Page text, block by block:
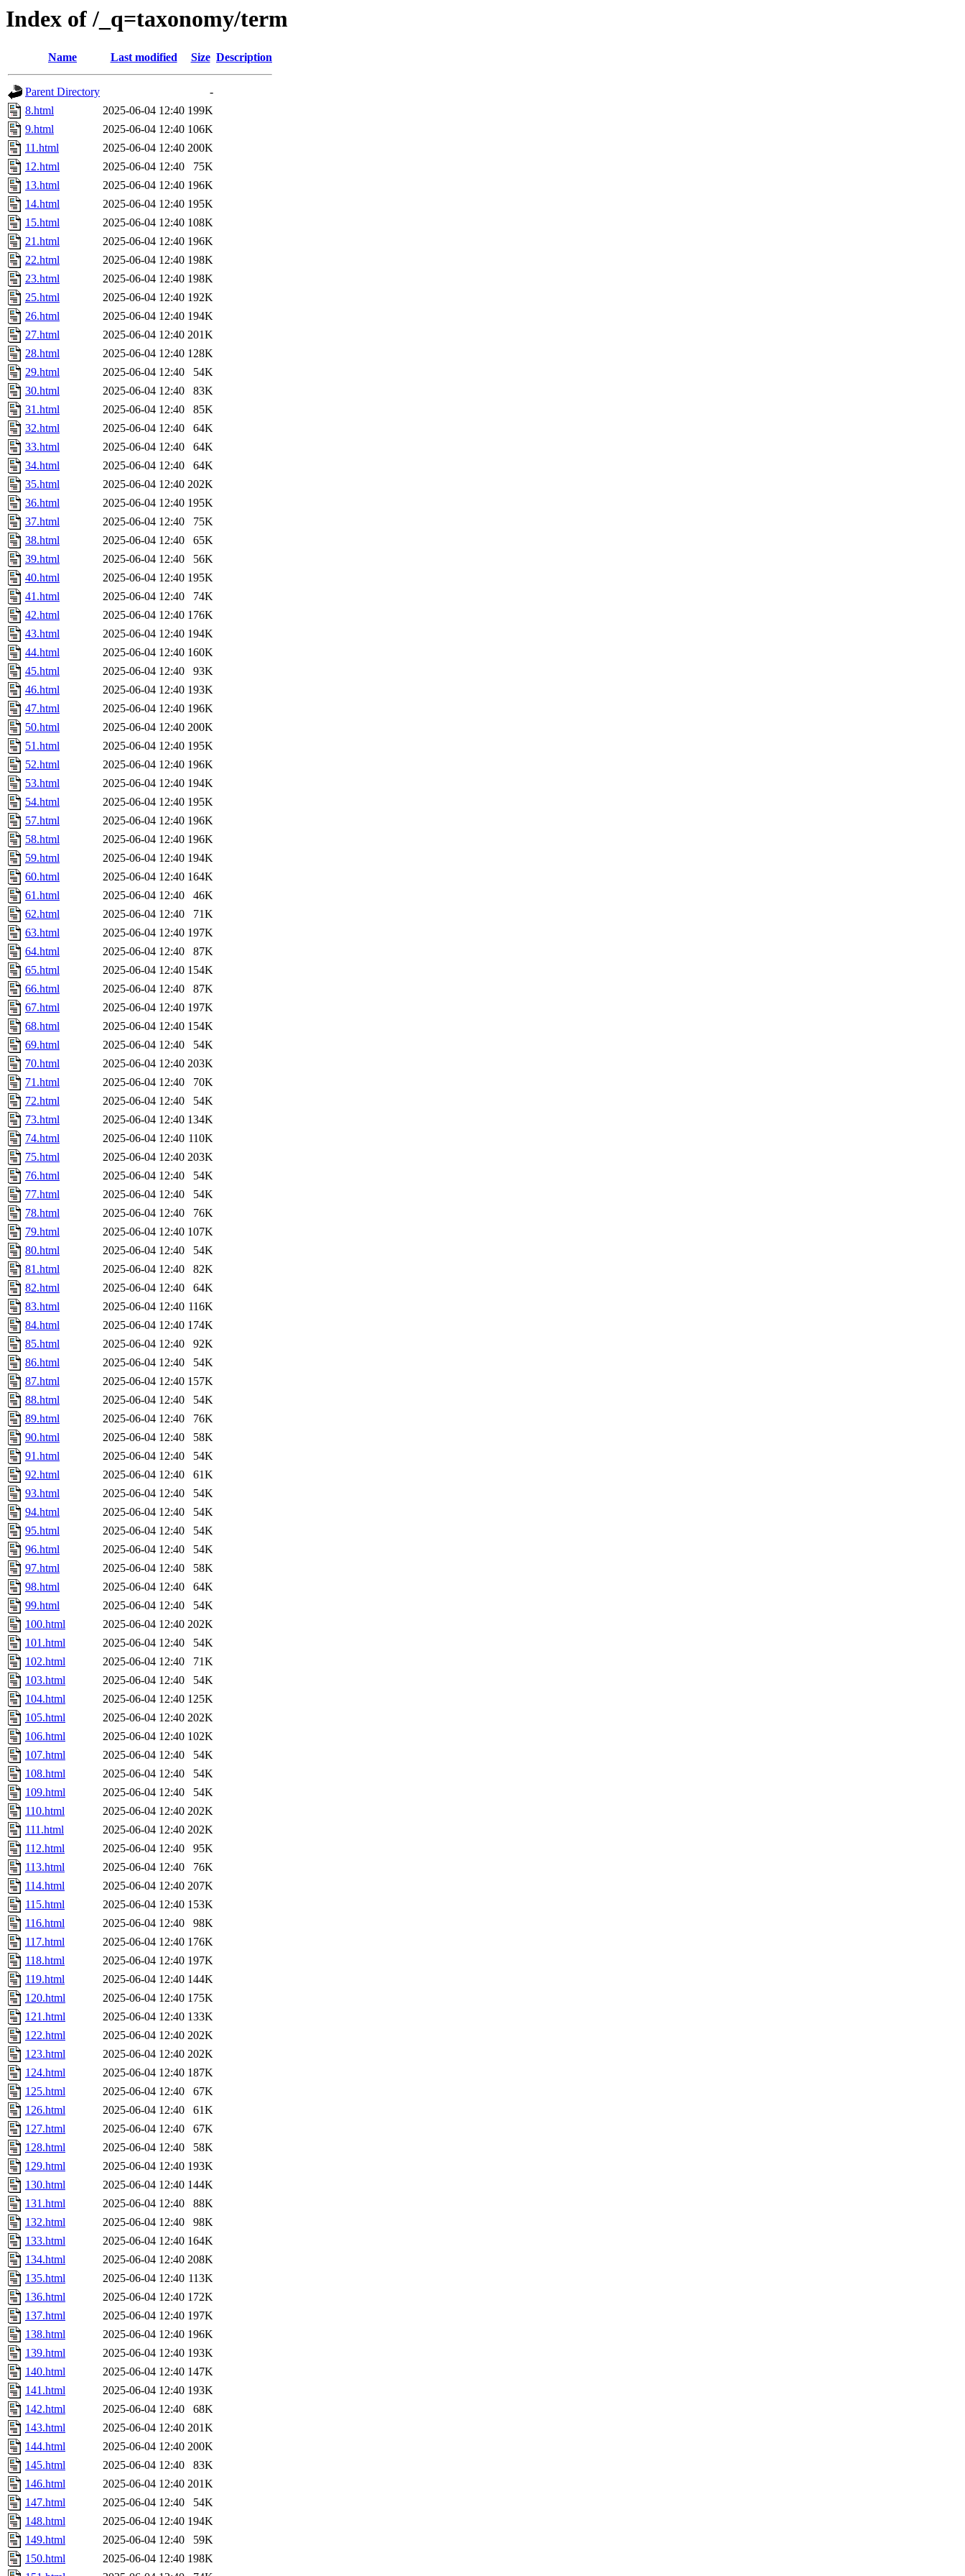
Index of /_q=taxonomy/term
Name Last modified Size Description
Parent Directory
-
8.html
2025-06-04 12:40 199K
9.html
2025-06-04 12:40 106K
11.html
2025-06-04 12:40 200K
12.html
2025-06-04 12:40
75K
13.html
2025-06-04 12:40 196K
14.html
2025-06-04 12:40 195K
15.html
2025-06-04 12:40 108K
21.html
2025-06-04 12:40 196K
22.html
2025-06-04 12:40 198K
23.html
2025-06-04 12:40 198K
25.html
2025-06-04 12:40 192K
26.html
2025-06-04 12:40 194K
27.html
2025-06-04 12:40 201K
28.html
2025-06-04 12:40 128K
29.html
2025-06-04 12:40
54K
30.html
2025-06-04 12:40
83K
31.html
2025-06-04 12:40
85K
32.html
2025-06-04 12:40
64K
33.html
2025-06-04 12:40
64K
34.html
2025-06-04 12:40
64K
35.html
2025-06-04 12:40 202K
36.html
2025-06-04 12:40 195K
37.html
2025-06-04 12:40
75K
38.html
2025-06-04 12:40
65K
39.html
2025-06-04 12:40
56K
40.html
2025-06-04 12:40 195K
41.html
2025-06-04 12:40
74K
42.html
2025-06-04 12:40 176K
43.html
2025-06-04 12:40 194K
44.html
2025-06-04 12:40 160K
45.html
2025-06-04 12:40
93K
46.html
2025-06-04 12:40 193K
47.html
2025-06-04 12:40 196K
50.html
2025-06-04 12:40 200K
51.html
2025-06-04 12:40 195K
52.html
2025-06-04 12:40 196K
53.html
2025-06-04 12:40 194K
54.html
2025-06-04 12:40 195K
57.html
2025-06-04 12:40 196K
58.html
2025-06-04 12:40 196K
59.html
2025-06-04 12:40 194K
60.html
2025-06-04 12:40 164K
61.html
2025-06-04 12:40
46K
62.html
2025-06-04 12:40
71K
63.html
2025-06-04 12:40 197K
64.html
2025-06-04 12:40
87K
65.html
2025-06-04 12:40 154K
66.html
2025-06-04 12:40
87K
67.html
2025-06-04 12:40 197K
68.html
2025-06-04 12:40 154K
69.html
2025-06-04 12:40
54K
70.html
2025-06-04 12:40 203K
71.html
2025-06-04 12:40
70K
72.html
2025-06-04 12:40
54K
73.html
2025-06-04 12:40 134K
74.html
2025-06-04 12:40 110K
75.html
2025-06-04 12:40 203K
76.html
2025-06-04 12:40
54K
77.html
2025-06-04 12:40
54K
78.html
2025-06-04 12:40
76K
79.html
2025-06-04 12:40 107K
80.html
2025-06-04 12:40
54K
81.html
2025-06-04 12:40
82K
82.html
2025-06-04 12:40
64K
83.html
2025-06-04 12:40 116K
84.html
2025-06-04 12:40 174K
85.html
2025-06-04 12:40
92K
86.html
2025-06-04 12:40
54K
87.html
2025-06-04 12:40 157K
88.html
2025-06-04 12:40
54K
89.html
2025-06-04 12:40
76K
90.html
2025-06-04 12:40
58K
91.html
2025-06-04 12:40
54K
92.html
2025-06-04 12:40
61K
93.html
2025-06-04 12:40
54K
94.html
2025-06-04 12:40
54K
95.html
2025-06-04 12:40
54K
96.html
2025-06-04 12:40
54K
97.html
2025-06-04 12:40
58K
98.html
2025-06-04 12:40
64K
99.html
2025-06-04 12:40
54K
100.html
2025-06-04 12:40 202K
101.html
2025-06-04 12:40
54K
102.html
2025-06-04 12:40
71K
103.html
2025-06-04 12:40
54K
104.html
2025-06-04 12:40 125K
105.html
2025-06-04 12:40 202K
106.html
2025-06-04 12:40 102K
107.html
2025-06-04 12:40
54K
108.html
2025-06-04 12:40
54K
109.html
2025-06-04 12:40
54K
110.html
2025-06-04 12:40 202K
111.html
2025-06-04 12:40 202K
112.html
2025-06-04 12:40
95K
113.html
2025-06-04 12:40
76K
114.html
2025-06-04 12:40 207K
115.html
2025-06-04 12:40 153K
116.html
2025-06-04 12:40
98K
117.html
2025-06-04 12:40 176K
118.html
2025-06-04 12:40 197K
119.html
2025-06-04 12:40 144K
120.html
2025-06-04 12:40 175K
121.html
2025-06-04 12:40 133K
122.html
2025-06-04 12:40 202K
123.html
2025-06-04 12:40 202K
124.html
2025-06-04 12:40 187K
125.html
2025-06-04 12:40
67K
126.html
2025-06-04 12:40
61K
127.html
2025-06-04 12:40
67K
128.html
2025-06-04 12:40
58K
129.html
2025-06-04 12:40 193K
130.html
2025-06-04 12:40 144K
131.html
2025-06-04 12:40
88K
132.html
2025-06-04 12:40
98K
133.html
2025-06-04 12:40 164K
134.html
2025-06-04 12:40 208K
135.html
2025-06-04 12:40 113K
136.html
2025-06-04 12:40 172K
137.html
2025-06-04 12:40 197K
138.html
2025-06-04 12:40 196K
139.html
2025-06-04 12:40 193K
140.html
2025-06-04 12:40 147K
141.html
2025-06-04 12:40 193K
142.html
2025-06-04 12:40
68K
143.html
2025-06-04 12:40 201K
144.html
2025-06-04 12:40 200K
145.html
2025-06-04 12:40
83K
146.html
2025-06-04 12:40 201K
147.html
2025-06-04 12:40
54K
148.html
2025-06-04 12:40 194K
149.html
2025-06-04 12:40
59K
150.html
2025-06-04 12:40 198K